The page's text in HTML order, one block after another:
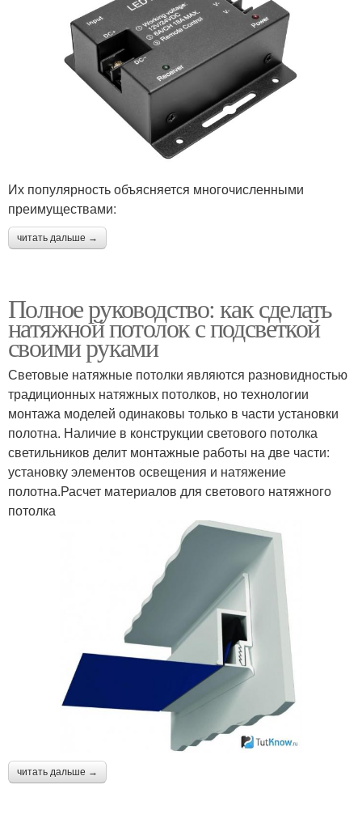
Их популярность объясняется многочисленными
преимуществами:
читать дальше →
Полное руководство: как сделать
натяжной потолок с подсветкой
своими руками
Световые натяжные потолки являются разновидностью
традиционных натяжных потолков, но технологии
монтажа моделей одинаковы только в части установки
полотна. Наличие в конструкции светового потолка
светильников делит монтажные работы на две части:
установку элементов освещения и натяжение
полотна.Расчет материалов для светового натяжного
потолка
читать дальше →